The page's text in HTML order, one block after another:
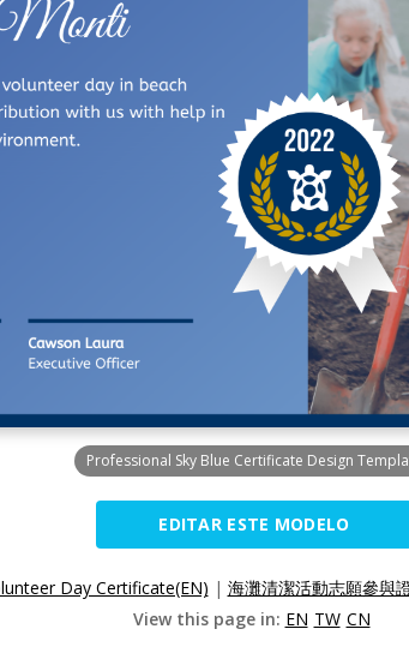
Professional Sky Blue Certificate Design
EDITAR ESTE MODELO
Day Certificate(EN) | 海灘清潔活動志願參與
View this page in: EN TW CN